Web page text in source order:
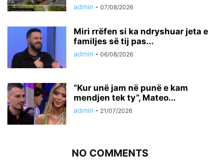
admin - 07/08/2026
Miri rrëfen si ka ndryshuar jeta e
familjes së tij pas...
admin - 06/08/2026
“Kur unë jam në punë e kam
mendjen tek ty”, Mateo...
admin - 21/07/2026
NO COMMENTS